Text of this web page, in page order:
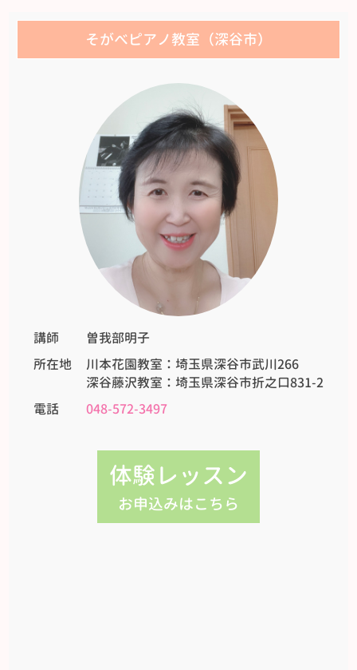
そがべピアノ教室（深谷市）
講師
曽我部明子
所在地
川本花園教室：埼玉県深谷市武川266
深谷藤沢教室：埼玉県深谷市折之口831-2
電話
048-572-3497
体験レッスン
お申込みはこちら